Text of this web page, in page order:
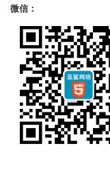
微信：